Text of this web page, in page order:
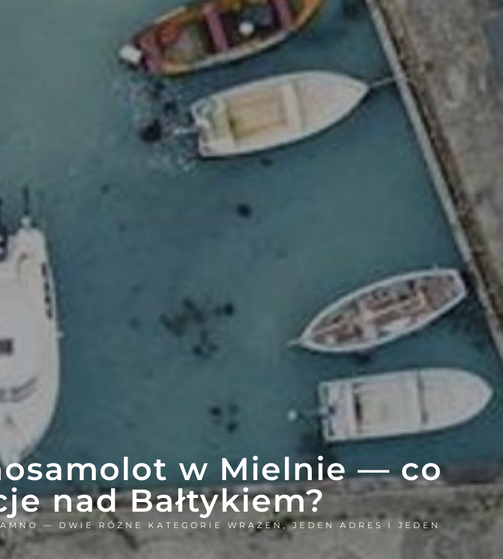
WOW ATRAKCJE
w Mielnie — co
nad Bałtykiem?
— DWIE RÓŻNE KATEGORIE WRAŻEŃ, JEDEN ADRES I JEDEN